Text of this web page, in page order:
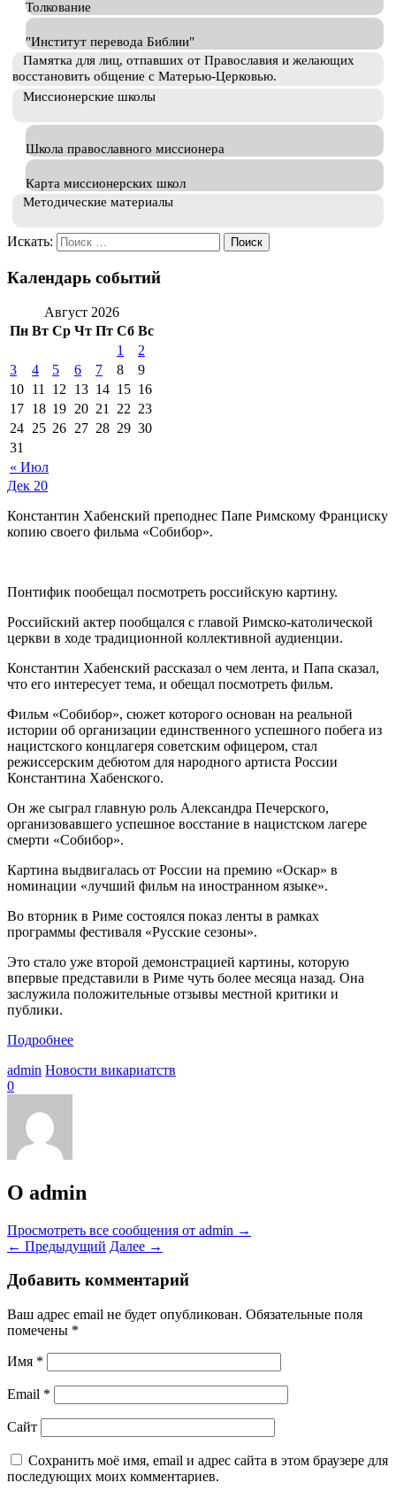
Толкование
"Институт перевода Библии"
Памятка для лиц, отпавших от Православия и желающих
восстановить общение с Матерью-Церковью.
Миссионерские школы
Школа православного миссионера
Карта миссионерских школ
Методические материалы
Искать:
Календарь событий
Август 2026
Пн Вт Ср Чт Пт Сб Вс
« Июл
1
2
3
4 5 6 7 8
9
10 11 12 13 14 15 16
17 18 19 20 21 22 23
24 25 26 27 28 29 30
31
Дек 20
Константин Хабенский преподнес Папе Римскому Франциску
копию своего фильма «Собибор».
Понтифик пообещал посмотреть российскую картину.
Российский актер пообщался с главой Римско-католической
церкви в ходе традиционной коллективной аудиенции.
Константин Хабенский рассказал о чем лента, и Папа сказал,
что его интересует тема, и обещал посмотреть фильм.
Фильм «Собибор», сюжет которого основан на реальной
истории об организации единственного успешного побега из
нацистского концлагеря советским офицером, стал
режиссерским дебютом для народного артиста России
Константина Хабенского.
Он же сыграл главную роль Александра Печерского,
организовавшего успешное восстание в нацистском лагере
смерти «Собибор».
Картина выдвигалась от России на премию «Оскар» в
номинации «лучший фильм на иностранном языке».
Во вторник в Риме состоялся показ ленты в рамках
программы фестиваля «Русские сезоны».
Это стало уже второй демонстрацией картины, которую
впервые представили в Риме чуть более месяца назад. Она
заслужила положительные отзывы местной критики и
публики.
Подробнее
admin Новости викариатств
0
О admin
Просмотреть все сообщения от admin →
← Предыдущий Далее →
Добавить комментарий
Ваш адрес email не будет опубликован. Обязательные поля
помечены *
Имя *
Email *
Сайт
Сохранить моё имя, email и адрес сайта в этом браузере для
последующих моих комментариев.